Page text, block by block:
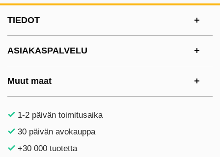
TIEDOT
ASIAKASPALVELU
Muut maat
1-2 päivän toimitusaika
30 päivän avokauppa
+30 000 tuotetta